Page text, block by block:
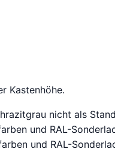
Kastenhöhe.
nicht als
und RAL-
und RAL-